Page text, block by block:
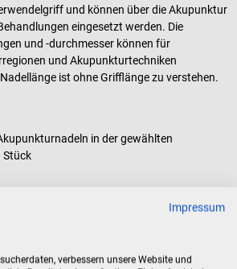
und können über die Akupunktur
eingesetzt werden. Die
und -durchmesser können für
und Akupunkturtechniken
ist ohne Grifflänge zu verstehen.
in der gewählten
Stück
der Rücknahme ausgeschlossen.
Impressum
verbessern unsere Website und